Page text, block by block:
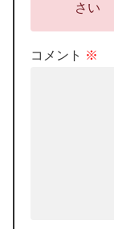
さい
コメント ※